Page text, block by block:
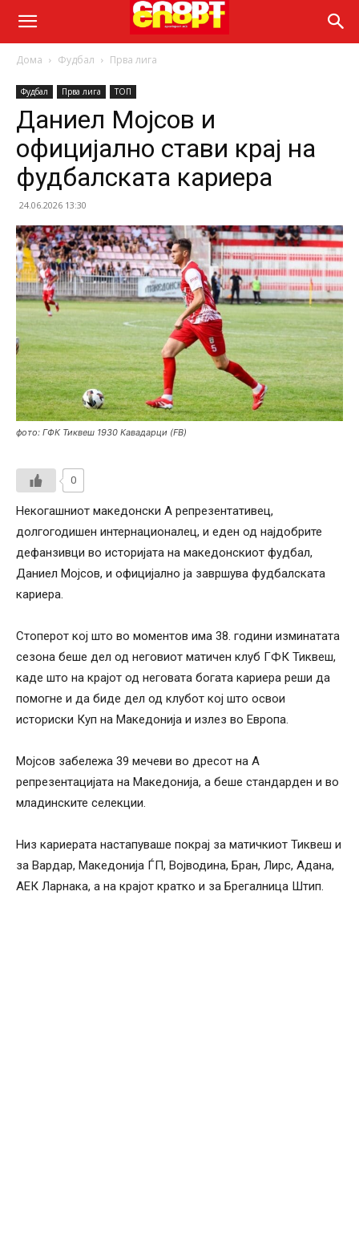
Дома Фудбал Прва лига
Фудбал Прва лига ТОП
Даниел Мојсов и
официјално стави крај на
фудбалската кариера
24.06.2026 13:30
фото: ГФК Тиквеш 1930 Кавадарци (FB)
0
Некогашниот македонски А репрезентативец,
долгогодишен интернационалец, и еден од најдобрите
дефанзивци во историјата на македонскиот фудбал,
Даниел Мојсов, и официјално ја завршува фудбалската
кариера.
Стоперот кој што во моментов има 38. години изминатата
сезона беше дел од неговиот матичен клуб ГФК Тиквеш,
каде што на крајот од неговата богата кариера реши да
помогне и да биде дел од клубот кој што освои
историски Куп на Македонија и излез во Европа.
Мојсов забележа 39 мечеви во дресот на А
репрезентацијата на Македонија, а беше стандарден и во
младинските селекции.
Низ кариерата настапуваше покрај за матичкиот Тиквеш и
за Вардар, Македонија ЃП, Војводина, Бран, Лирс, Адана,
АЕК Ларнака, а на крајот кратко и за Брегалница Штип.